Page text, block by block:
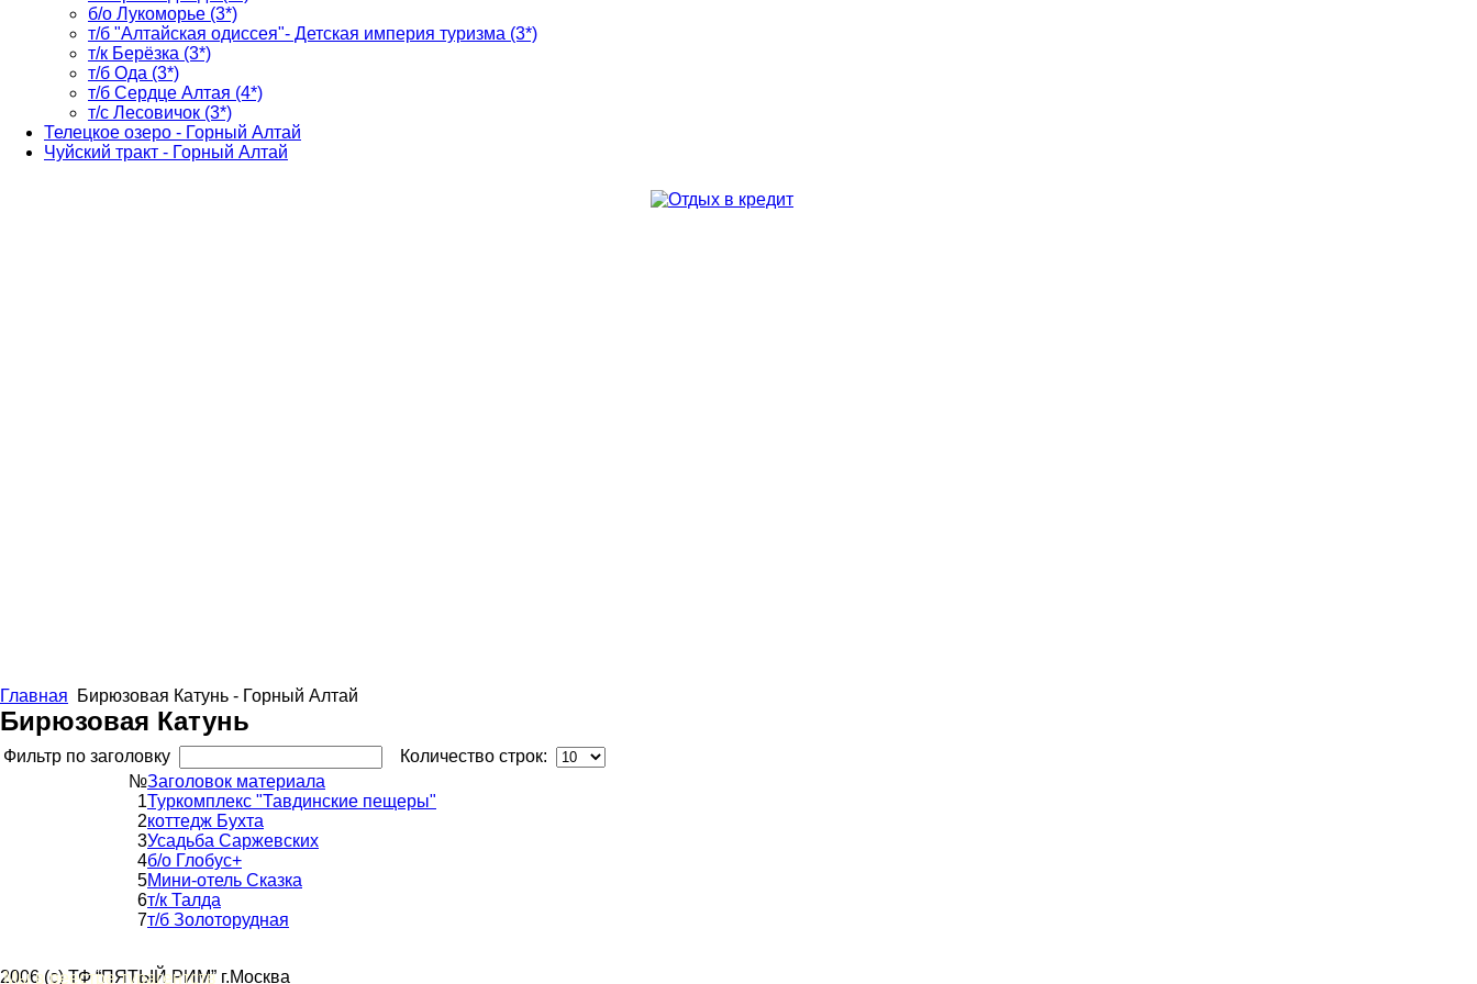
б/о Лукоморье (3*)
т/б "Алтайская одиссея"- Детская империя туризма (3*)
т/к Берёзка (3*)
т/б Ода (3*)
т/б Сердце Алтая (4*)
т/с Лесовичок (3*)
Телецкое озеро - Горный Алтай
Чуйский тракт - Горный Алтай
Главная Бирюзовая Катунь - Горный Алтай
Бирюзовая Катунь
Фильтр по заголовку
Количество строк:
№Заголовок материала
1Туркомплекс "Тавдинские пещеры"
2коттедж Бухта
3Усадьба Саржевских
4б/о Глобус+
5Мини-отель Сказка
6т/к Талда
7т/б Золоторудная
2006 (c) ТФ “ПЯТЫЙ РИМ” г.Москва
Мы в реестре турагентств